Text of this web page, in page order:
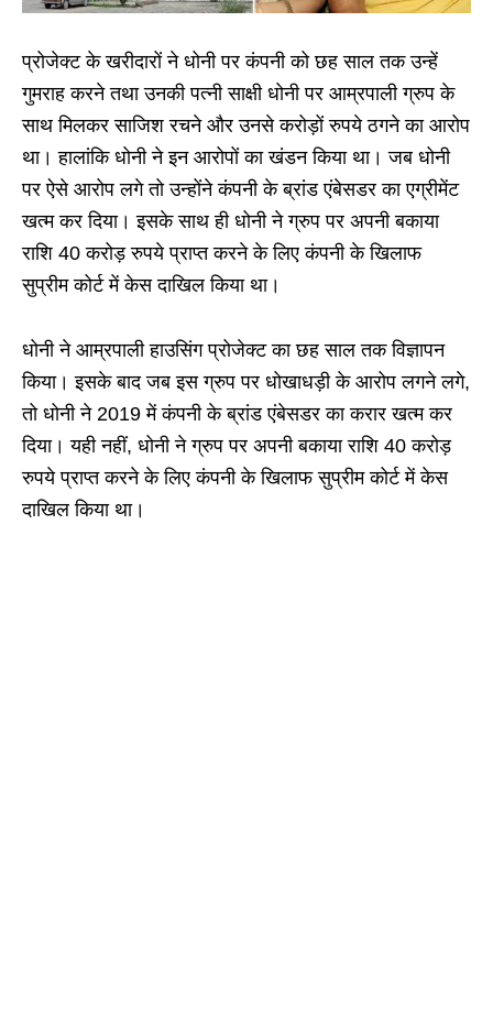
प्रोजेक्ट के खरीदारों ने धोनी पर कंपनी को छह साल तक उन्हें
गुमराह करने तथा उनकी पत्नी साक्षी धोनी पर आम्रपाली ग्रुप के
साथ मिलकर साजिश रचने और उनसे करोड़ों रुपये ठगने का आरोप
था। हालांकि धोनी ने इन आरोपों का खंडन किया था। जब धोनी
पर ऐसे आरोप लगे तो उन्होंने कंपनी के ब्रांड एंबेसडर का एग्रीमेंट
खत्म कर दिया। इसके साथ ही धोनी ने ग्रुप पर अपनी बकाया
राशि 40 करोड़ रुपये प्राप्त करने के लिए कंपनी के खिलाफ
सुप्रीम कोर्ट में केस दाखिल किया था।
धोनी ने आम्रपाली हाउसिंग प्रोजेक्ट का छह साल तक विज्ञापन
किया। इसके बाद जब इस ग्रुप पर धोखाधड़ी के आरोप लगने लगे,
तो धोनी ने 2019 में कंपनी के ब्रांड एंबेसडर का करार खत्म कर
दिया। यही नहीं, धोनी ने ग्रुप पर अपनी बकाया राशि 40 करोड़
रुपये प्राप्त करने के लिए कंपनी के खिलाफ सुप्रीम कोर्ट में केस
दाखिल किया था।